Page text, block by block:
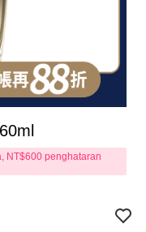
NT$600 penghataran